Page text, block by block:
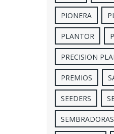
PIONERA
PLANTOR
PRECISION
PREMIOS
SEEDERS
SEMBRADORAS